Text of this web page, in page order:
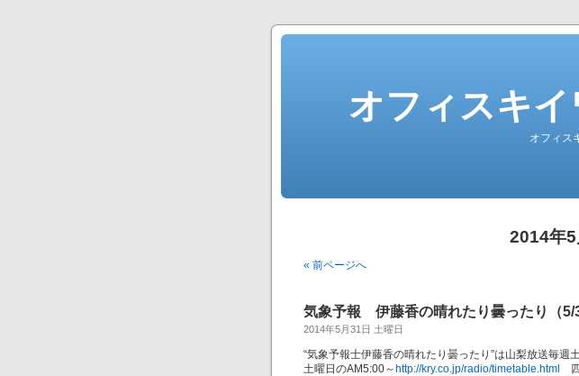
オフィスキ
オフィス
2014年
« 前ページへ
気象予報 伊藤香の晴れたり曇ったり（5/
2014年5月31日 土曜日
“気象予報士伊藤香の晴れたり曇ったり”は山梨放送毎週
土曜日のAM5:00～ http://kry.co.jp/radio/timetable.html